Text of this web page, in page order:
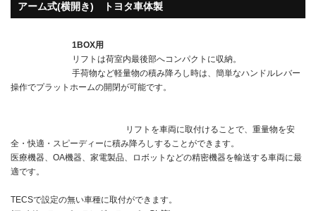
アーム式(横開き) トヨタ車体製
1BOX用
リフトは荷室内最後部へコンパクトに収納。
手荷物など軽量物の積み降ろし時は、簡単なハンドルレバー
操作でプラットホームの開閉が可能です。
リフトを車両に取付けることで、重量物を安
全・快適・スピーディーに積み降ろしすることができます。
医療機器、OA機器、家電製品、ロボットなどの精密機器を輸送する車両に最
適です。
TECSで設定の無い車種に取付ができます。